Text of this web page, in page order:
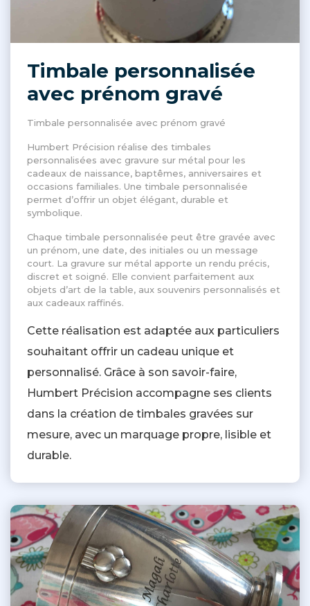
Timbale personnalisée
avec prénom gravé
Timbale personnalisée avec prénom gravé
Humbert Précision réalise des timbales
personnalisées avec gravure sur métal pour les
cadeaux de naissance, baptêmes, anniversaires et
occasions familiales. Une timbale personnalisée
permet d’offrir un objet élégant, durable et
symbolique.
Chaque timbale personnalisée peut être gravée avec
un prénom, une date, des initiales ou un message
court. La gravure sur métal apporte un rendu précis,
discret et soigné. Elle convient parfaitement aux
objets d’art de la table, aux souvenirs personnalisés et
aux cadeaux raffinés.
Cette réalisation est adaptée aux particuliers
souhaitant offrir un cadeau unique et
personnalisé. Grâce à son savoir-faire,
Humbert Précision accompagne ses clients
dans la création de timbales gravées sur
mesure, avec un marquage propre, lisible et
durable.